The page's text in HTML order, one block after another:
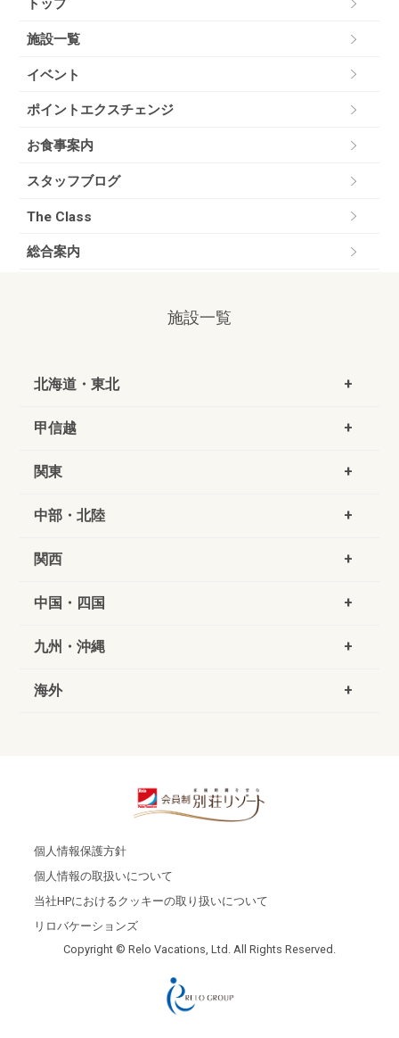
トップ
施設一覧
イベント
ポイントエクスチェンジ
お食事案内
スタッフブログ
The Class
総合案内
施設一覧
北海道・東北
甲信越
関東
中部・北陸
関西
中国・四国
九州・沖縄
海外
個人情報保護方針
個人情報の取扱いについて
当社HPにおけるクッキーの取り扱いについて
リロバケーションズ
Copyright © Relo Vacations, Ltd. All Rights Reserved.